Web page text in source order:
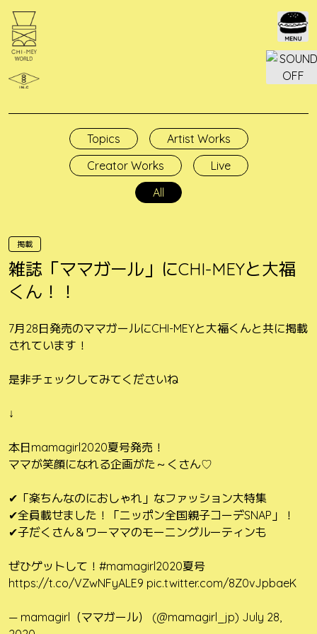
Skip
content
Topics
Artist Works
Creator Works
Live
All
掲載
雑誌「ママガール」にCHI-MEYと大福
くん！！
7月28日発売のママガールにCHI-MEYと大福くんと共に掲載
されています！
是非チェックしてみてくださいね
↓
本日mamagirl2020夏号発売！
ママが笑顔になれる企画がた～くさん♡
✔「楽ちんなのにおしゃれ」なファッション大特集
✔全員載せました！「ニッポン全国親子コーデSNAP」！
✔子だくさん＆ワーママのモーニングルーティンも
ぜひゲットして！ #mamagirl2020夏号
https://t.co/VZwNFyALE9 pic.twitter.com/8Z0vJpbaeK
— mamagirl（ママガール） (@mamagirl_jp) July 28,